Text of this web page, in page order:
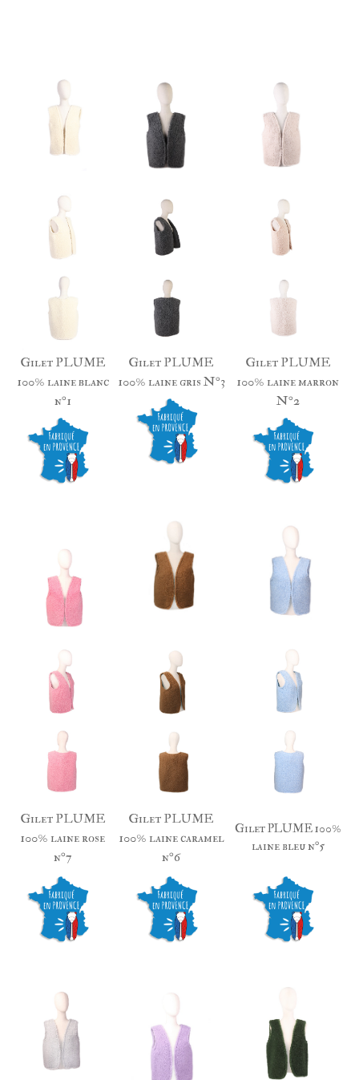
Gilet PLUME
100% laine blanc
n°1
Gilet PLUME
100% laine gris N°3
Gilet PLUME
100% laine marron
N°2
Gilet PLUME
100% laine rose
n°7
Gilet PLUME
100% laine caramel
n°6
Gilet PLUME 100%
laine bleu n°5